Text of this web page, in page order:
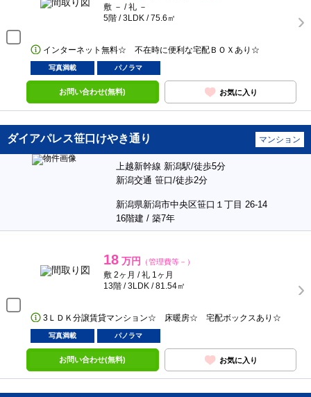
敷 － / 礼 －
5階 / 3LDK / 75.6㎡
インターネット無料☆ 不在時に便利な宅配ＢＯＸあり☆
写真満載 パノラマ
お問い合わせ(無料) お気に入り
ダイアパレス笹口けやき通り マンション
上越新幹線 新潟駅/徒歩5分
新潟交通 笹口/徒歩2分
新潟県新潟市中央区笹口１丁目 26-14
16階建 / 築7年
18 万円 （管理費等－）
敷 2ヶ月 / 礼 1ヶ月
13階 / 3LDK / 81.54㎡
3ＬＤＫ分譲賃貸マンション☆ 床暖房☆ 宅配ボックスあり☆
写真満載 パノラマ
お問い合わせ(無料) お気に入り